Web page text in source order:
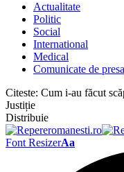
Actualitate
Politic
Social
International
Medical
Comunicate de presa
Citeste: Cum i-au făcut
Justiție
Distribuie
Font ResizerAa